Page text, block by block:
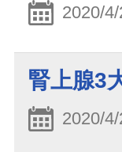
2020/
腎上腺3
2020/